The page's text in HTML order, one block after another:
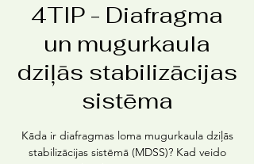
4TIP - Diafragma
un mugurkaula
dziļās stabilizācijas
sistēma
Kāda ir diafragmas loma mugurkaula dziļās
stabilizācijas sistēmā (MDSS)? Kad veido